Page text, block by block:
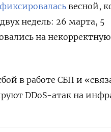
фиксировалась весной,
недель: 26 марта, 5
на
в работе СБП и
DDoS-атак на